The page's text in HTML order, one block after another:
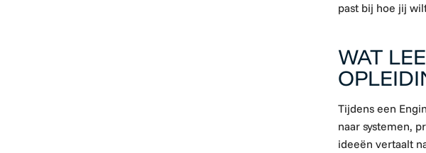
past bij hoe jij
WAT
Tijdens een
naar systemen,
ideeën vertaalt